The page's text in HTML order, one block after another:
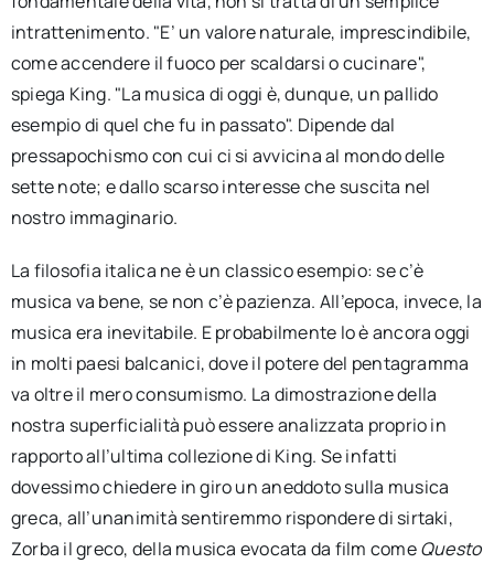
intrattenimento. "E’ un valore naturale, imprescindibile,
come accendere il fuoco per scaldarsi o cucinare",
spiega King. "La musica di oggi è, dunque, un pallido
esempio di quel che fu in passato". Dipende dal
pressapochismo con cui ci si avvicina al mondo delle
sette note; e dallo scarso interesse che suscita nel
nostro immaginario.
La filosofia italica ne è un classico esempio: se c’è
musica va bene, se non c’è pazienza. All’epoca, invece, la
musica era inevitabile. E probabilmente lo è ancora oggi
in molti paesi balcanici, dove il potere del pentagramma
va oltre il mero consumismo. La dimostrazione della
nostra superficialità può essere analizzata proprio in
rapporto all’ultima collezione di King. Se infatti
dovessimo chiedere in giro un aneddoto sulla musica
greca, all’unanimità sentiremmo rispondere di sirtaki,
Zorba il greco, della musica evocata da film comeQuesto